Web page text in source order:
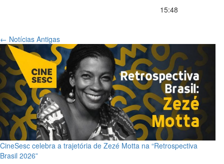
15:48
← Notícias Antigas
CineSesc celebra a trajetória de Zezé Motta na “Retrospectiva
Brasil 2026”